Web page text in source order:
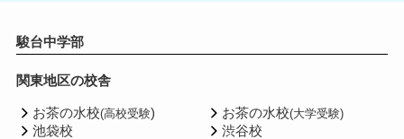
駿台中学部
関東地区の校舎
お茶の水校(高校受験)
池袋校
お茶の水校(大学受験)
渋谷校